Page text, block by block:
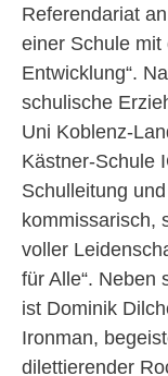
Referendariat
einer Schule mit
Entwicklung“.
schulische
Uni Koblenz-
Kästner-Schule
Schulleitung
kommissarisch,
voller
für Alle“. Neben
ist Dominik
Ironman,
dilettierender